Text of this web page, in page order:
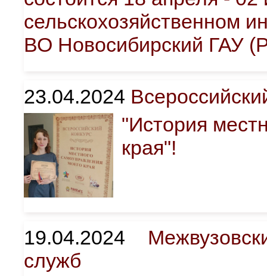
сельскохозяйственном
ВО Новосибирский ГАУ
23.04.2024
"История
края"!
19.04.2024
служб